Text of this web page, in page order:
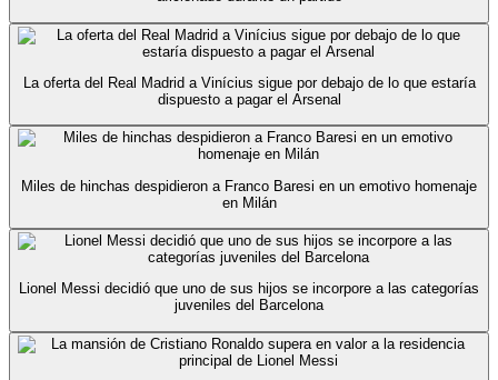
La oferta del Real Madrid a Vinícius sigue por debajo de lo que estaría
dispuesto a pagar el Arsenal
Miles de hinchas despidieron a Franco Baresi en un emotivo homenaje
en Milán
Lionel Messi decidió que uno de sus hijos se incorpore a las categorías
juveniles del Barcelona